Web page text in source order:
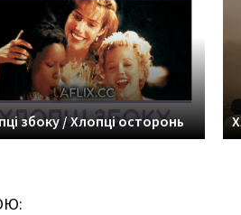
збоку / Хлопці осторонь